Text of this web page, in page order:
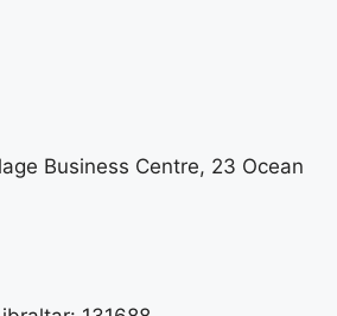
Business Centre, 23 Ocean